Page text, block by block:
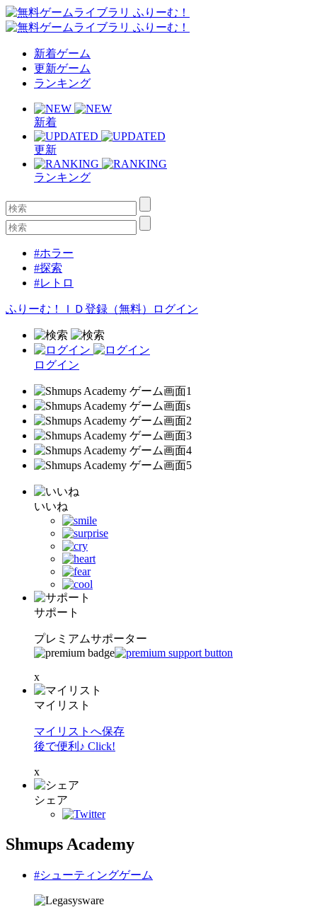
新着ゲーム
更新ゲーム
ランキング
新着
更新
ランキング
#ホラー
#探索
#レトロ
ふりーむ！ＩＤ登録（無料） ログイン
ログイン
いいね
サポート
プレミアムサポーター
x
マイリスト
マイリストへ保存
後で便利♪ Click!
x
シェア
Shmups Academy
#シューティングゲーム